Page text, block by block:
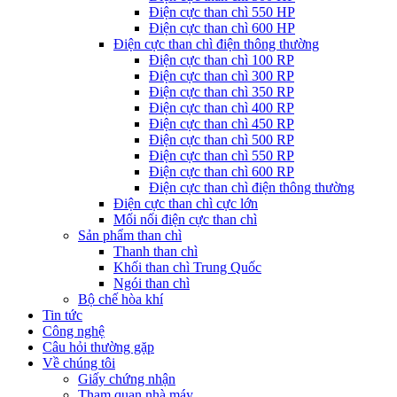
Điện cực than chì 550 HP
Điện cực than chì 600 HP
Điện cực than chì điện thông thường
Điện cực than chì 100 RP
Điện cực than chì 300 RP
Điện cực than chì 350 RP
Điện cực than chì 400 RP
Điện cực than chì 450 RP
Điện cực than chì 500 RP
Điện cực than chì 550 RP
Điện cực than chì 600 RP
Điện cực than chì điện thông thường
Điện cực than chì cực lớn
Mối nối điện cực than chì
Sản phẩm than chì
Thanh than chì
Khối than chì Trung Quốc
Ngói than chì
Bộ chế hòa khí
Tin tức
Công nghệ
Câu hỏi thường gặp
Về chúng tôi
Giấy chứng nhận